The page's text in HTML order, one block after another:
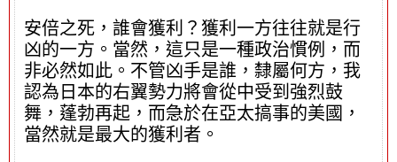
安倍之死，誰會獲利？獲利一方往往就是行
凶的一方。當然，這只是一種政治慣例，而
非必然如此。不管凶手是誰，隸屬何方，我
認為日本的右翼勢力將會從中受到強烈鼓
舞，蓬勃再起，而急於在亞太搞事的美國，
當然就是最大的獲利者。